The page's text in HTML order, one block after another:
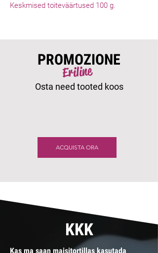
Keskmised toiteväärtused 100 g.
PROMOZIONE
Eriline
Osta need tooted koos
ACQUISTA ORA
KKK
Kas ma saan maisitortillas kasutada